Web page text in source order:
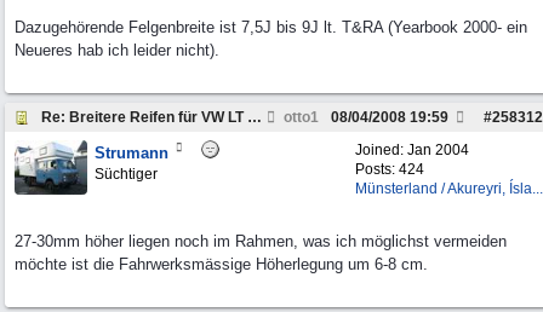
Dazugehörende Felgenbreite ist 7,5J bis 9J lt. T&RA (Yearbook 2000- ein
Neueres hab ich leider nicht).
Re: Breitere Reifen für VW LT 45 4x4 otto1 #258312
08/04/2008 19:59
Joined: Jan 2004
Posts: 424
Münsterland / Akureyri, Ísla...
Strumann
Süchtiger
27-30mm höher liegen noch im Rahmen, was ich möglichst vermeiden
möchte ist die Fahrwerksmässige Höherlegung um 6-8 cm.